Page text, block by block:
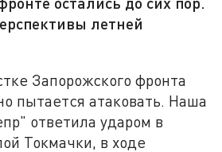
летней
Запорожского фронта
пытается атаковать. Наша
ответила ударом в
Токмачки, в ходе